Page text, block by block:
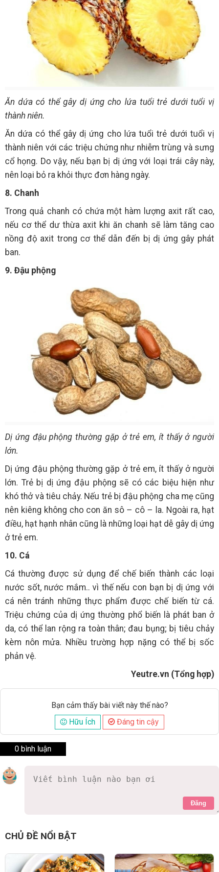
Ăn dứa có thể gây dị ứng cho lứa tuổi trẻ dưới tuổi vị
thành niên.
Ăn dứa có thể gây dị ứng cho lứa tuổi trẻ dưới tuổi vị
thành niên với các triệu chứng như nhiễm trùng và sưng
cổ họng. Do vậy, nếu bạn bị dị ứng với loại trái cây này,
nên loại bỏ ra khỏi thực đơn hàng ngày.
8. Chanh
Trong quả chanh có chứa một hàm lượng axit rất cao,
nếu cơ thể dư thừa axit khi ăn chanh sẽ làm tăng cao
nồng độ axit trong cơ thể dẫn đến bị dị ứng gây phát
ban.
9. Đậu phộng
Dị ứng đậu phộng thường gặp ở trẻ em, ít thấy ở người
lớn.
Dị ứng đậu phộng thường gặp ở trẻ em, ít thấy ở người
lớn. Trẻ bị dị ứng đậu phộng sẽ có các biệu hiện như
khó thở và tiêu chảy. Nếu trẻ bị đậu phộng cha mẹ cũng
nên kiêng không cho con ăn sô – cô – la. Ngoài ra, hạt
điều, hạt hạnh nhân cũng là những loại hạt dễ gây dị ứng
ở trẻ em.
10. Cá
Cá thường được sử dụng để chế biến thành các loại
nước sốt, nước mắm.. vì thế nếu con bạn bị dị ứng với
cá nên tránh những thực phẩm được chế biến từ cá.
Triệu chứng của dị ứng thường phổ biến là phát ban ở
da, có thể lan rộng ra toàn thân; đau bụng; bị tiêu chảy
kèm nôn mửa. Nhiều trường hợp nặng có thể bị sốc
phản vệ.
Yeutre.vn (Tổng hợp)
Bạn cảm thấy bài viết này thế nào?
Hữu Ích
Đáng tin cậy
0 bình luận
Đăng
CHỦ ĐỀ NỔI BẬT